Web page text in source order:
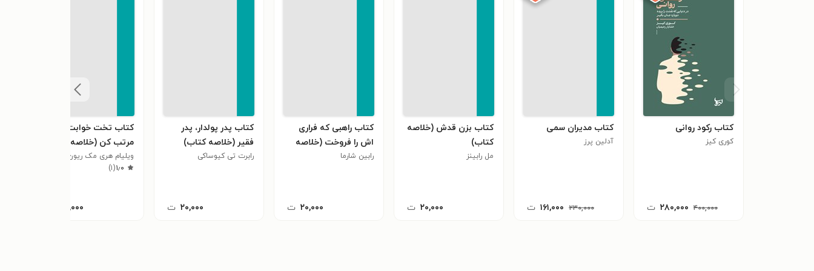
کتاب رکود روانی
کوری کیز
۴۰۰,۰۰۰ ۲۸۰,۰۰۰ ت
کتاب مدیران سمی
آدلین پرز
۲۳۰,۰۰۰ ۱۶۱,۰۰۰ ت
کتاب بزن قدش (خلاصه
کتاب)
مل رابینز
۲۰,۰۰۰ ت
کتاب راهبی که فراری
اش را فروخت (خلاصه
کتاب)
رابین شارما
۲۰,۰۰۰ ت
کتاب پدر پولدار، پدر
فقیر (خلاصه کتاب)
رابرت تی کیوساکی
۲۰,۰۰۰ ت
کتاب تخت خوابت را
مرتب کن (خلاصه کتاب)
ویلیام هری مک‌ ریون
۱٫۰(۱)
۲۰,۰۰۰